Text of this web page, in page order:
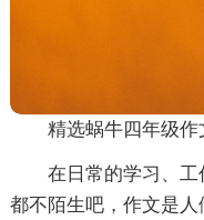
精选蜗牛四年级作
在日常的学习、
都不陌生吧，作文是